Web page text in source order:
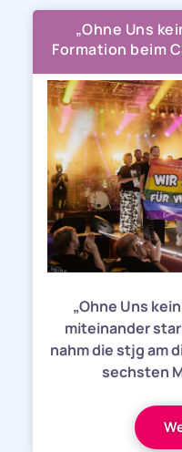
„Ohne Uns
Formation beim
„Ohne Uns
miteinander
nahm die stjg am
sechsten